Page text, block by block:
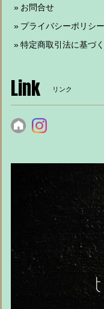
お問合せ
プライバシーポリシー
特定商取引法に基づ
Link リンク